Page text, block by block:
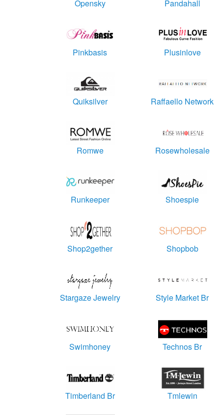
Opensky Pandahall
Pinkbasis Plusinlove
Quiksilver Raffaello Network
Romwe Rosewholesale
Runkeeper Shoespie
Shop2gether Shopbob
Stargaze Jewelry Style Market Br
Swimhoney Technos Br
Timberland Br Tmlewin